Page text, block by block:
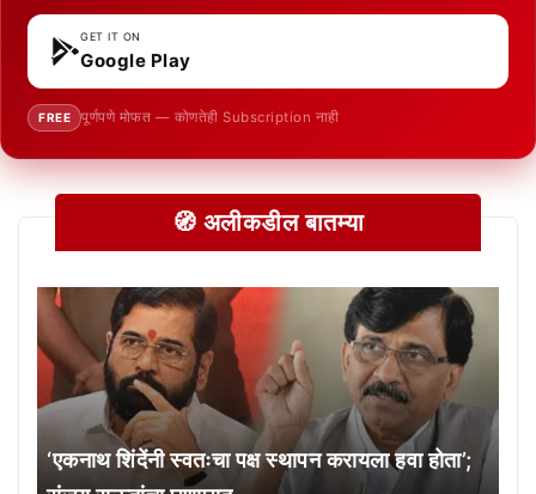
GET IT ON
Google Play
FREE पूर्णपणे मोफत — कोणतेही Subscription नाही
🧭 अलीकडील बातम्या
‘एकनाथ शिंदेंनी स्वतःचा पक्ष स्थापन करायला हवा होता’;